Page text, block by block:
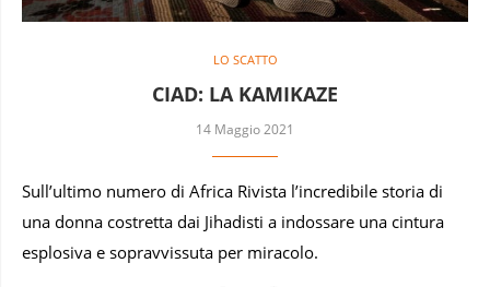
LO SCATTO
CIAD: LA KAMIKAZE
14 Maggio 2021
Sull’ultimo numero di Africa Rivista l’incredibile storia di
una donna costretta dai Jihadisti a indossare una cintura
esplosiva e sopravvissuta per miracolo.